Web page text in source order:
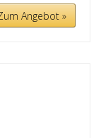
Angebot »